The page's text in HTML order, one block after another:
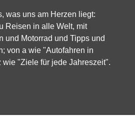
was uns am Herzen liegt:
Reisen in alle Welt, mit
und Motorrad und Tipps und
von a wie "Autofahren in
"Ziele für jede Jahreszeit".